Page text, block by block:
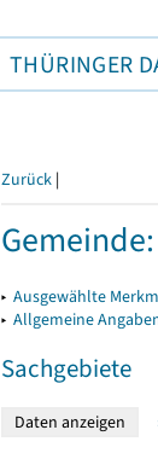
THÜRINGER
Zurück |
▸ Ausgewählte
▸ Allgemeine
Sachgebiete